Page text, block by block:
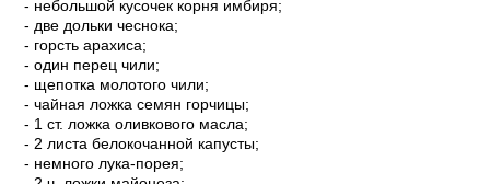
- небольшой кусочек корня имбиря;
- две дольки чеснока;
- горсть арахиса;
- один перец чили;
- щепотка молотого чили;
- чайная ложка семян горчицы;
- 1 ст. ложка оливкового масла;
- 2 листа белокочанной капусты;
- немного лука-порея;